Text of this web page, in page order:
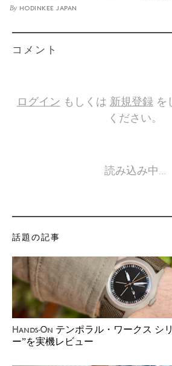
By HODINKEE JAPAN
コメント
ログイン もしくは 新規登録を
ください。
読み込み中…
話題の記事
Hands-On テンポラル・ワークス シ
ー”を実機レビュー